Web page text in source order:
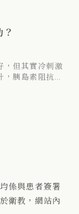
，但其實冷刺激
胰島素阻抗下
係與患者簽署
衛教，網站內